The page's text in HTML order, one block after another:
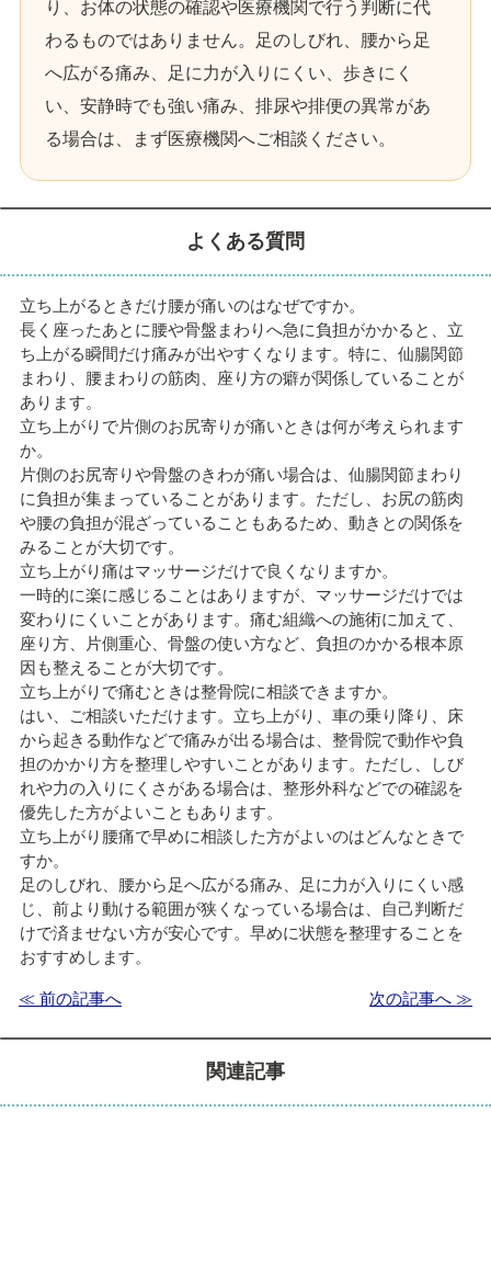
り、お体の状態の確認や医療機関で行う判断に代
わるものではありません。足のしびれ、腰から足
へ広がる痛み、足に力が入りにくい、歩きにく
い、安静時でも強い痛み、排尿や排便の異常があ
る場合は、まず医療機関へご相談ください。
よくある質問
立ち上がるときだけ腰が痛いのはなぜですか。
長く座ったあとに腰や骨盤まわりへ急に負担がかかると、立
ち上がる瞬間だけ痛みが出やすくなります。特に、仙腸関節
まわり、腰まわりの筋肉、座り方の癖が関係していることが
あります。
立ち上がりで片側のお尻寄りが痛いときは何が考えられます
か。
片側のお尻寄りや骨盤のきわが痛い場合は、仙腸関節まわり
に負担が集まっていることがあります。ただし、お尻の筋肉
や腰の負担が混ざっていることもあるため、動きとの関係を
みることが大切です。
立ち上がり痛はマッサージだけで良くなりますか。
一時的に楽に感じることはありますが、マッサージだけでは
変わりにくいことがあります。痛む組織への施術に加えて、
座り方、片側重心、骨盤の使い方など、負担のかかる根本原
因も整えることが大切です。
立ち上がりで痛むときは整骨院に相談できますか。
はい、ご相談いただけます。立ち上がり、車の乗り降り、床
から起きる動作などで痛みが出る場合は、整骨院で動作や負
担のかかり方を整理しやすいことがあります。ただし、しび
れや力の入りにくさがある場合は、整形外科などでの確認を
優先した方がよいこともあります。
立ち上がり腰痛で早めに相談した方がよいのはどんなときで
すか。
足のしびれ、腰から足へ広がる痛み、足に力が入りにくい感
じ、前より動ける範囲が狭くなっている場合は、自己判断だ
けで済ませない方が安心です。早めに状態を整理することを
おすすめします。
≪ 前の記事へ 次の記事へ ≫
関連記事